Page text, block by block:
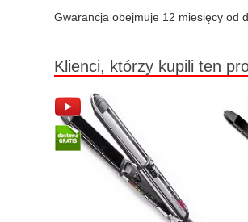
Gwarancja obejmuje 12 miesięcy od
Klienci, którzy kupili ten